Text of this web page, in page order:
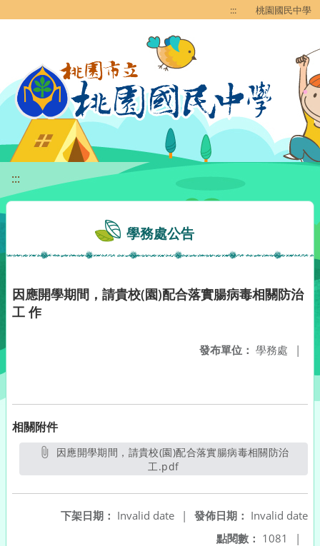
::: 桃園國民中學
:::
學務處公告
因應開學期間，請貴校(園)配合落實腸病毒相關防治
工 作
發布單位： 學務處 |
相關附件
工.pdf另開新視窗
發佈日期： Invalid date
下架日期： Invalid date
|
點閱數： 1081 |